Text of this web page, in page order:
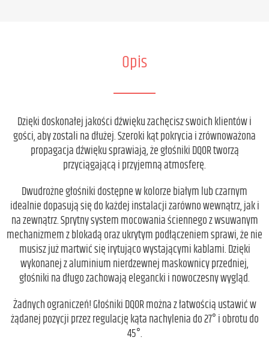
Opis
Dzięki doskonałej jakości dźwięku zachęcisz swoich klientów i
gości, aby zostali na dłużej. Szeroki kąt pokrycia i zrównoważona
propagacja dźwięku sprawiają, że głośniki DQOR tworzą
przyciągającą i przyjemną atmosferę.
Dwudrożne głośniki dostępne w kolorze białym lub czarnym
idealnie dopasują się do każdej instalacji zarówno wewnątrz, jak i
na zewnątrz. Sprytny system mocowania ściennego z wsuwanym
mechanizmem z blokadą oraz ukrytym podłączeniem sprawi, że nie
musisz już martwić się irytująco wystającymi kablami. Dzięki
wykonanej z aluminium nierdzewnej maskownicy przedniej,
głośniki na długo zachowają elegancki i nowoczesny wygląd.
Żadnych ograniczeń! Głośniki DQOR można z łatwością ustawić w
żądanej pozycji przez regulację kąta nachylenia do 27° i obrotu do
45°.